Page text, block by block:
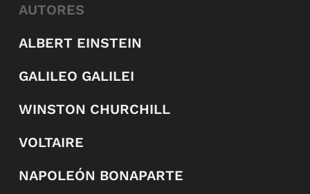
AUTORES
ALBERT EINSTEIN
GALILEO GALILEI
WINSTON CHURCHILL
VOLTAIRE
NAPOLEÓN BONAPARTE